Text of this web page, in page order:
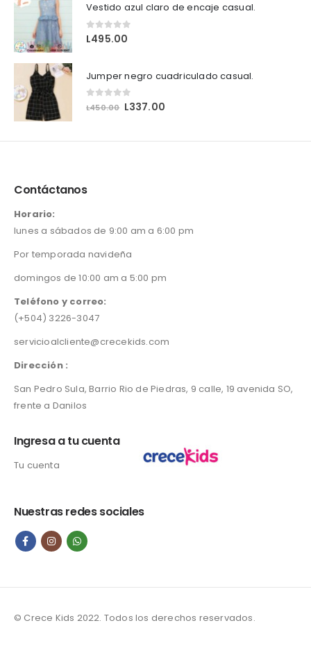
Vestido azul claro de encaje casual.
0 out of 5
L495.00
Jumper negro cuadriculado casual.
0out of 5
L450.00 O
r
c
L
0
L337.00
i
3
0
Contáctanos
Horario:
lunes a sábados de 9:00 am a 6:00 pm
Por temporada navideña
domingos de 10:00 am a 5:00 pm
Teléfono y correo:
(+504) 3226-3047
servicioalcliente@crecekids.com
Dirección :
San Pedro Sula, Barrio Rio de Piedras, 9 calle, 19 avenida SO,
frente a Danilos
Ingresa a tu cuenta
Tu cuenta
Nuestras redes sociales
© Crece Kids 2022. Todos los derechos reservados.